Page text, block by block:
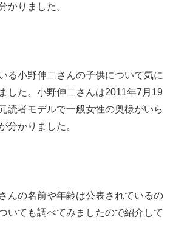
かりました。
る小野伸二さんの子供について気に
した。小野伸二さんは2011年7月19
読者モデルで一般女性の奥様がいら
分かりました。
んの名前や年齢は公表されているの
いても調べてみましたので紹介して